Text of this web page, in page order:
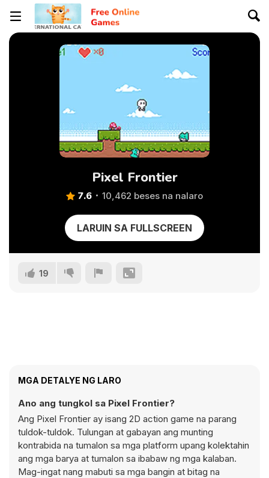
Pixel Frontier
7.6 10,462 beses na nalaro
LARUIN SA FULLSCREEN
19
MGA DETALYE NG LARO
Ano ang tungkol sa Pixel Frontier?
Ang Pixel Frontier ay isang 2D action game na parang
tuldok-tuldok. Tulungan at gabayan ang munting
kontrabida na tumalon sa mga platform upang kolektahin
ang mga barya at tumalon sa ibabaw ng mga kalaban.
Mag-ingat nang mabuti sa mga bangin at bitag na